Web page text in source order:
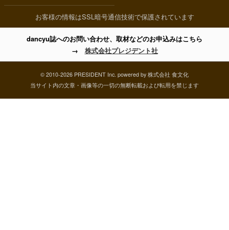
お客様の情報はSSL暗号通信技術で保護されています
dancyu誌へのお問い合わせ、取材などのお申込みはこちら
→ 株式会社プレジデント社
© 2010-2026 PRESIDENT Inc. powered by 株式会社 食文化
当サイト内の文章・画像等の一切の無断転載および転用を禁じます